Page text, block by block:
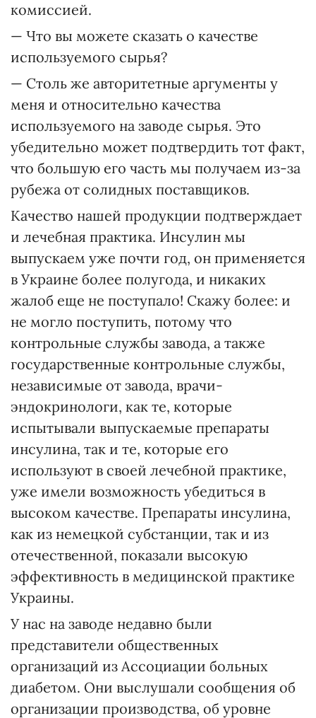
комиссией.
— Что вы можете сказать о качестве
используемого сырья?
— Столь же авторитетные аргументы у
меня и относительно качества
используемого на заводе сырья. Это
убедительно может подтвердить тот факт,
что большую его часть мы получаем из-за
рубежа от солидных поставщиков.
Качество нашей продукции подтверждает
и лечебная практика. Инсулин мы
выпускаем уже почти год, он применяется
в Украине более полугода, и никаких
жалоб еще не поступало! Скажу более: и
не могло поступить, потому что
контрольные службы завода, а также
государственные контрольные службы,
независимые от завода, врачи-
эндокринологи, как те, которые
испытывали выпускаемые препараты
инсулина, так и те, которые его
используют в своей лечебной практике,
уже имели возможность убедиться в
высоком качестве. Препараты инсулина,
как из немецкой субстанции, так и из
отечественной, показали высокую
эффективность в медицинской практике
Украины.
У нас на заводе недавно были
представители общественных
организаций из Ассоциации больных
диабетом. Они выслушали сообщения об
организации производства, об уровне